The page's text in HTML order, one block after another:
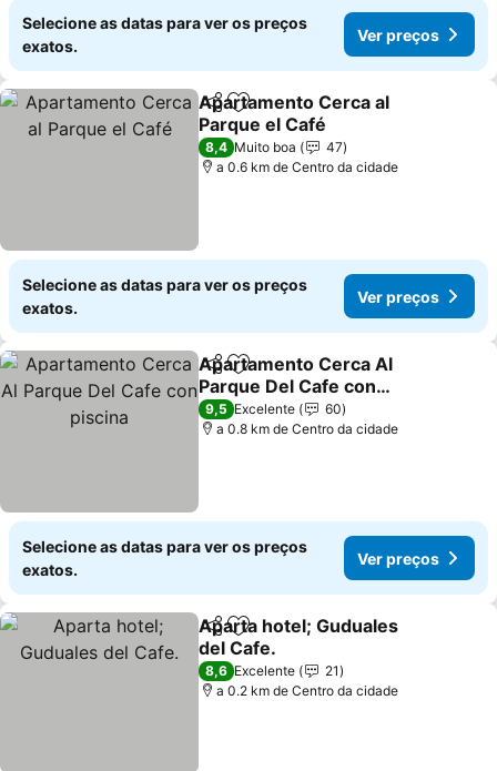
Selecione as datas para ver os preços
exatos.
Ver preços
PartilharAdicionar aos favoritos
Apartamento Cerca al
Parque el Café
Ver preços
8,4 Muito boa
47
a 0.6 km de Centro da cidade
Selecione as datas para ver os preços
exatos.
Ver preços
PartilharAdicionar aos favoritos
Apartamento Cerca Al
Parque Del Cafe con
piscina
Ver preços
9,5 Excelente
60
a 0.8 km de Centro da cidade
Selecione as datas para ver os preços
exatos.
Ver preços
PartilharAdicionar aos favoritos
Aparta hotel; Guduales
del Cafe.
Ver preços
8,6 Excelente
21
a 0.2 km de Centro da cidade